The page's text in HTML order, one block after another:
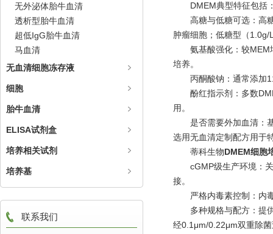
无外泌体胎牛血清
透析型胎牛血清
超低IgG胎牛血清
马血清
无血清细胞冻存液
细胞
胎牛血清
ELISA试剂盒
培养相关试剂
培养基
联系我们
DMEM典型特征包括
高糖与低糖可选：高糖
肿瘤细胞；低糖型（
氨基酸强化：较MEM
培养。
丙酮酸钠：通常添加
酚红指示剂：多数
用。
是否需要外加血清：基
选用无血清定制配方用于
蒂科生物DMEM细胞
cGMP级生产环境：
接。
严格内毒素控制：内毒
多种规格与配方：提供
经0.1μm/0.22μm双重除